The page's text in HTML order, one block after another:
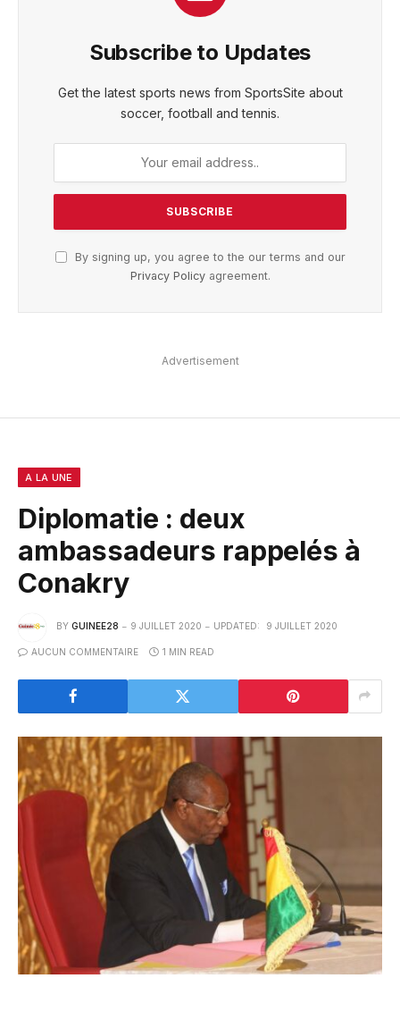
Subscribe to Updates
Get the latest sports news from SportsSite about
soccer, football and tennis.
By signing up, you agree to the our terms and our
Privacy Policyagreement.
Advertisement
A LA UNE
Diplomatie : deux
ambassadeurs rappelés à
Conakry
BY GUINEE28 9 JUILLET 2020 UPDATED: 9 JUILLET 2020
AUCUN COMMENTAIRE 1 MIN READ